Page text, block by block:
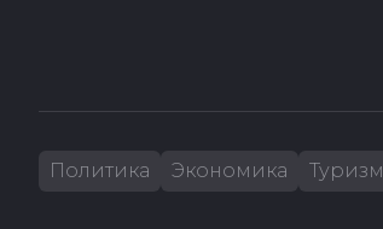
Политика Экономика Туризм